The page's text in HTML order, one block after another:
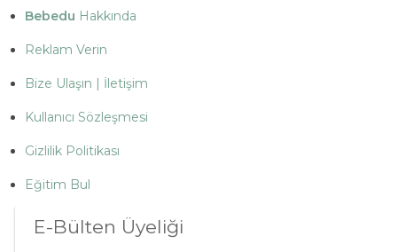
Bebedu Hakkında
Reklam Verin
Bize Ulaşın | İletişim
Kullanıcı Sözleşmesi
Gizlilik Politikası
Eğitim Bul
E-Bülten Üyeliği